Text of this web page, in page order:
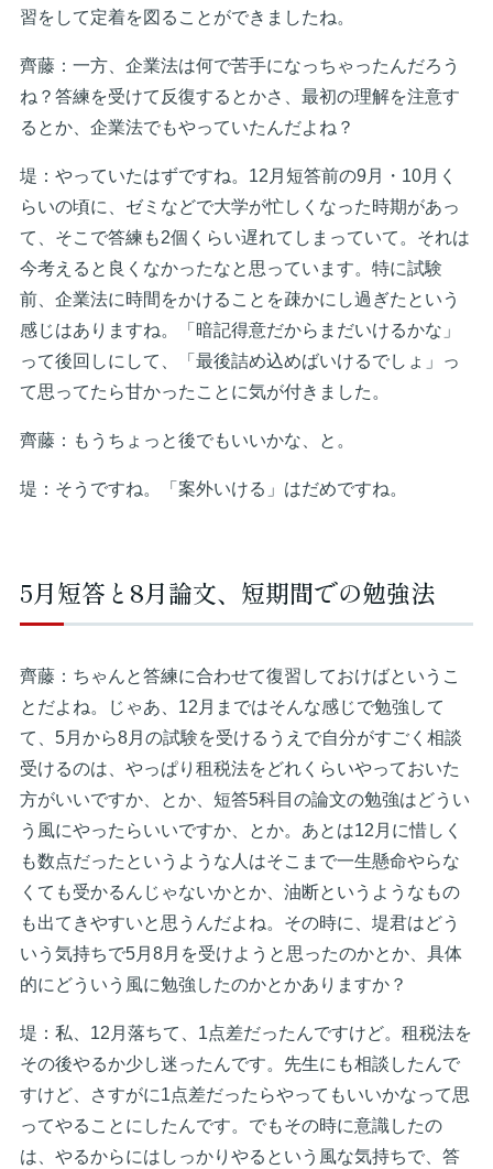
習をして定着を図ることができましたね。
齊藤：一方、企業法は何で苦手になっちゃったんだろう
ね？答練を受けて反復するとかさ、最初の理解を注意す
るとか、企業法でもやっていたんだよね？
堤：やっていたはずですね。12月短答前の9月・10月く
らいの頃に、ゼミなどで大学が忙しくなった時期があっ
て、そこで答練も2個くらい遅れてしまっていて。それは
今考えると良くなかったなと思っています。特に試験
前、企業法に時間をかけることを疎かにし過ぎたという
感じはありますね。「暗記得意だからまだいけるかな」
って後回しにして、「最後詰め込めばいけるでしょ」っ
て思ってたら甘かったことに気が付きました。
齊藤：もうちょっと後でもいいかな、と。
堤：そうですね。「案外いける」はだめですね。
5月短答と8月論文、短期間での勉強法
齊藤：ちゃんと答練に合わせて復習しておけばというこ
とだよね。じゃあ、12月まではそんな感じで勉強して
て、5月から8月の試験を受けるうえで自分がすごく相談
受けるのは、やっぱり租税法をどれくらいやっておいた
方がいいですか、とか、短答5科目の論文の勉強はどうい
う風にやったらいいですか、とか。あとは12月に惜しく
も数点だったというような人はそこまで一生懸命やらな
くても受かるんじゃないかとか、油断というようなもの
も出てきやすいと思うんだよね。その時に、堤君はどう
いう気持ちで5月8月を受けようと思ったのかとか、具体
的にどういう風に勉強したのかとかありますか？
堤：私、12月落ちて、1点差だったんですけど。租税法を
その後やるか少し迷ったんです。先生にも相談したんで
すけど、さすがに1点差だったらやってもいいかなって思
ってやることにしたんです。でもその時に意識したの
は、やるからにはしっかりやるという風な気持ちで、答